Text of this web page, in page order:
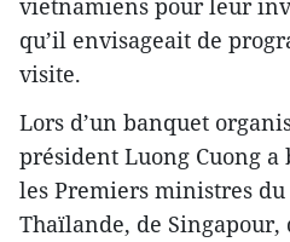
vietnamiens pour leur
qu’il envisageait de
visite.
Lors d’un banquet
président Luong Cuong
les Premiers ministres du
Thaïlande, de Singapour,